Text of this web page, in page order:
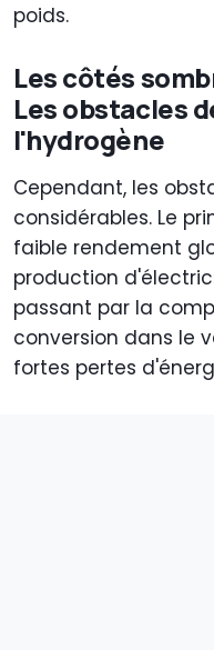
poids.
Les côtés
Les obstacles
l'hydrogène
Cependant, les
considérables. Le
faible rendement
production
passant par la
conversion dans le
fortes pertes